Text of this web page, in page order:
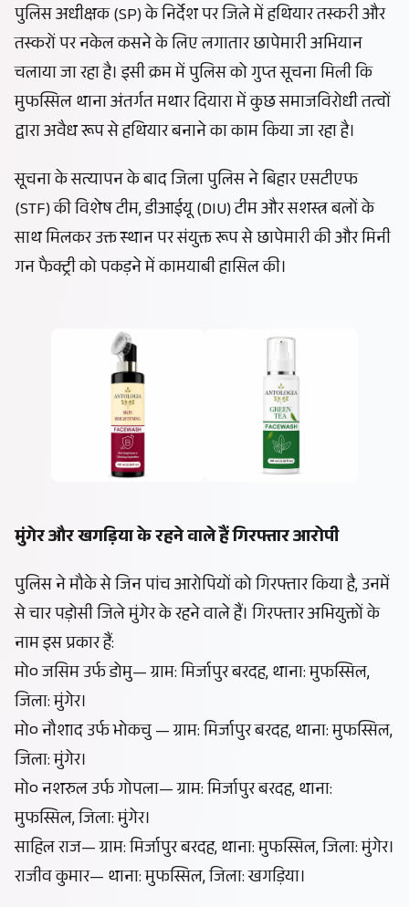
पुलिस अधीक्षक (SP) के निर्देश पर जिले में हथियार तस्करी और
तस्करों पर नकेल कसने के लिए लगातार छापेमारी अभियान
चलाया जा रहा है। इसी क्रम में पुलिस को गुप्त सूचना मिली कि
मुफस्सिल थाना अंतर्गत मथार दियारा में कुछ समाजविरोधी तत्वों
द्वारा अवैध रूप से हथियार बनाने का काम किया जा रहा है।
सूचना के सत्यापन के बाद जिला पुलिस ने बिहार एसटीएफ
(STF) की विशेष टीम, डीआईयू (DIU) टीम और सशस्त्र बलों के
साथ मिलकर उक्त स्थान पर संयुक्त रूप से छापेमारी की और मिनी
गन फैक्ट्री को पकड़ने में कामयाबी हासिल की।
मुंगेर और खगड़िया के रहने वाले हैं गिरफ्तार आरोपी
पुलिस ने मौके से जिन पांच आरोपियों को गिरफ्तार किया है, उनमें
से चार पड़ोसी जिले मुंगेर के रहने वाले हैं। गिरफ्तार अभियुक्तों के
नाम इस प्रकार हैं:
मो० जसिम उर्फ डोमु— ग्राम: मिर्जापुर बरदह, थाना: मुफस्सिल,
जिला: मुंगेर।
मो० नौशाद उर्फ भोकचु — ग्राम: मिर्जापुर बरदह, थाना: मुफस्सिल,
जिला: मुंगेर।
मो० नशरुल उर्फ गोपला— ग्राम: मिर्जापुर बरदह, थाना:
मुफस्सिल, जिला: मुंगेर।
साहिल राज— ग्राम: मिर्जापुर बरदह, थाना: मुफस्सिल, जिला: मुंगेर।
राजीव कुमार— थाना: मुफस्सिल, जिला: खगड़िया।